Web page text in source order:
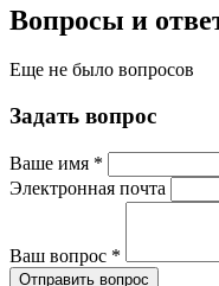
Вопросы и
Еще не было вопросов
Задать вопрос
Ваше имя *
Электронная почта
Ваш вопрос *
Отправить вопрос